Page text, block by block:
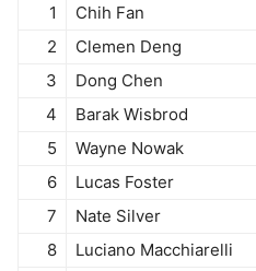
1
Chih Fan
2
Clemen Deng
3
Dong Chen
4
Barak Wisbrod
5
Wayne Nowak
6
Lucas Foster
7
Nate Silver
8
Luciano Macchiarelli